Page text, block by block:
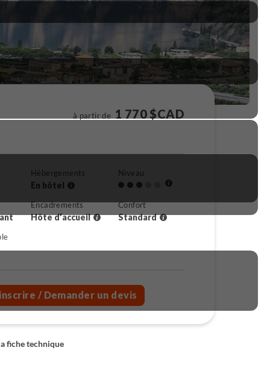
à partir de 1 770 $CAD
Hébergements
En hôtel
Niveau
Encadrements
Hôte d’accueil
Confort
Standard
/ Demander un devis
fiche technique